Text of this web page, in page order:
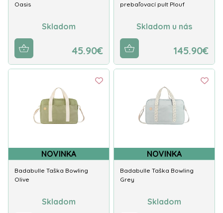
Oasis
Skladom
45.90€
prebaľovací pult Plouf
Skladom u nás
145.90€
NOVINKA
Badabulle Taška Bowling
Olive
Skladom
NOVINKA
Badabulle Taška Bowling
Grey
Skladom